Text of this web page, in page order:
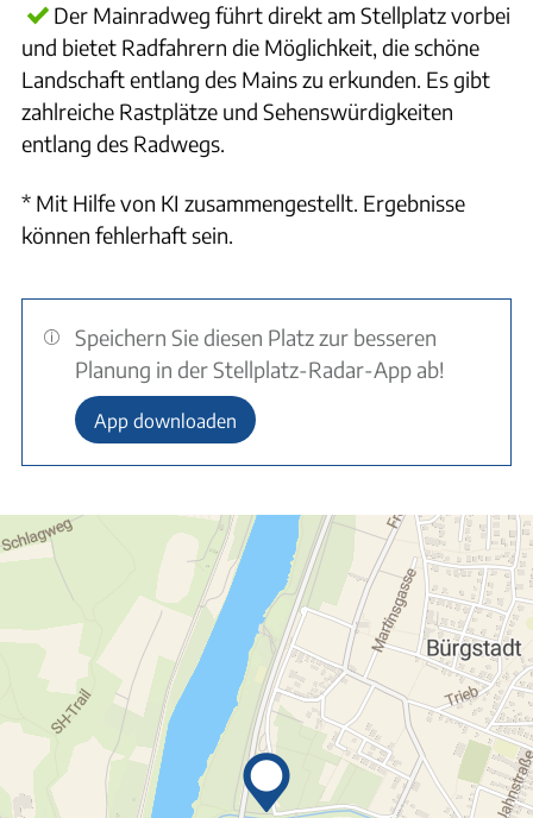
Der Mainradweg führt direkt am Stellplatz vorbei
und bietet Radfahrern die Möglichkeit, die schöne
Landschaft entlang des Mains zu erkunden. Es gibt
zahlreiche Rastplätze und Sehenswürdigkeiten
entlang des Radwegs.
* Mit Hilfe von KI zusammengestellt. Ergebnisse
können fehlerhaft sein.
Speichern Sie diesen Platz zur besseren
Planung in der Stellplatz-Radar-App ab!
App downloaden